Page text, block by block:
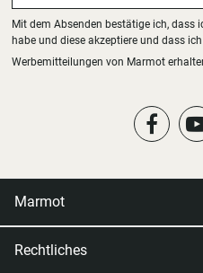
Mit dem Absenden bestätige ich, dass
habe und diese akzeptiere und dass
Werbemitteilungen von Marmot
Marmot
Rechtliches